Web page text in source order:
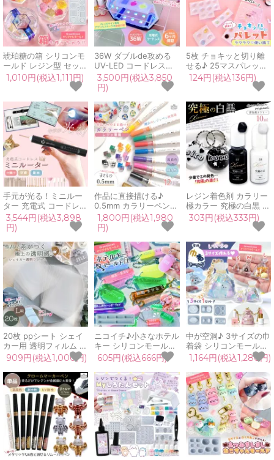
琥珀糖の箱 シリコンモ
ールド レジン型 セット
ボックス パッケージ ケ
ース カン付き シェイカ
ー キーホルダー UVレ
ジン クラフト
GreenOceanオリジナ
ル♪
1,010円(税込1,111円)
36W ダブルde攻める
UV-LED コードレスラ
イト 2個セット アクリ
ルステージ付 折り畳み
6ヶ月保証 両面ライト
充電式 UVレジン UVラ
イト UVランプ
3,500円(税込3,850
円)
5枚 チョキッと切り離
せる♪ 25マスパレット
シート ちょっと訳あり
使い捨て 少量 小さい
取り分け 混合 調色 混
色 パレット トレイ 着
色剤 道具 UVレジン 手
芸 クラフト
124円(税込136円)
手元が光る！ミニルー
ター 充電式 コードレス
ライト付き 穴開け バリ
取り 研磨 彫刻 替ビッ
ト 35本 セット コンパ
クト 小型 電動 ピンバ
イス ドリル やすり 砥
石 道具 クラフト 便利
3,544円(税込3,898
円)
作品に直接描ける♪
0.5mm カラリーペン
ベーシックカラー 12色
セット 耐水性 高発色
極細 細字 レジン用 親
子で プレゼント UVレ
ジン GreenOceanオリ
ジナル♪
1,800円(税込1,980
円)
レジン着色剤 カラリー
極カラー 究極の白黒 単
品 レジン着色料 不透明
カラー ミルキー UVレ
ジン液 高発色 手芸 ク
ラフト GreenOceanオ
リジナル♪
303円(税込333円)
20枚 ppシート シェイ
カー用 透明フィルム L
判 セット 透明シート
カシャカシャ シール帳
専用 上質 保護フィルム
シャカシャカ レジン ク
ラフト モールド
909円(税込1,000円)
ニコイチ♪小さなホテル
キー シリコンモールド
レジン型 セット 昭和レ
トロ キーホルダー 長方
形 立体 UVレジン 2液
クラフト GreenOcean
オリジナル♪
605円(税込666円)
中が空洞♪ 3サイズの巾
着袋 シリコンモールド
レジン型 セット ミニチ
ュア きんちゃく ポーチ
和風 立体 3d UVレジン
GreenOceanオリジナ
ル♪
1,164円(税込1,280円)